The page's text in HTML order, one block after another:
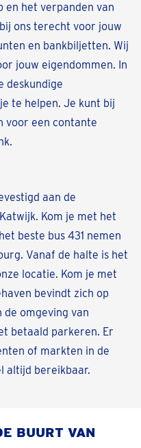
en het verpanden van
ons terecht voor jouw
en bankbiljetten. Wij
jouw eigendommen. In
deskundige
te helpen. Je kunt bij
voor een contante
aan de
Kom je met het
beste bus 431 nemen
Vanaf de halte is het
locatie. Kom je met
bevindt zich op
de omgeving van
betaald parkeren. Er
of markten in de
altijd bereikbaar.
BUURT VAN